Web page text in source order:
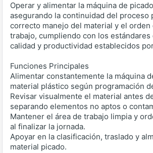
Operar y alimentar la máquina de
asegurando la continuidad del proceso
correcto manejo del material y el orden
trabajo, cumpliendo con los estándares
calidad y productividad establecidos
Funciones Principales
Alimentar constantemente la máquina
material plástico según programación
Revisar visualmente el material antes
separando elementos no aptos o
Mantener el área de trabajo limpia y
al finalizar la jornada.
Apoyar en la clasificación, traslado y
material picado.